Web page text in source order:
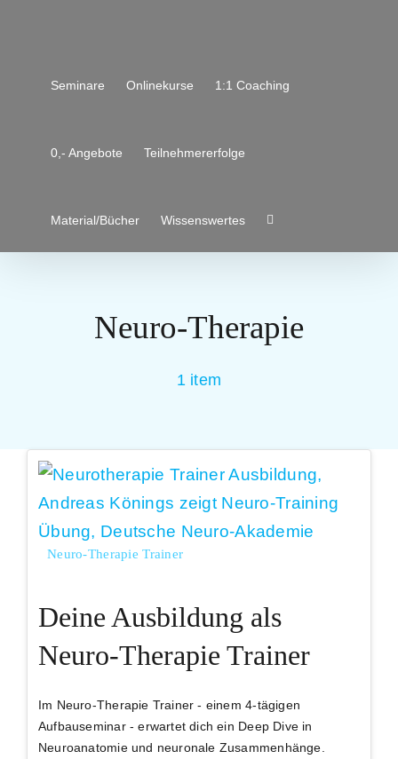
Seminare Onlinekurse 1:1 Coaching
0,- Angebote Teilnehmererfolge
Material/Bücher Wissenswertes
Neuro-Therapie
1 item
Neuro-Therapie Trainer
Deine Ausbildung als
Neuro-Therapie Trainer
Im Neuro-Therapie Trainer - einem 4-tägigen
Aufbauseminar - erwartet dich ein Deep Dive in
Neuroanatomieund neuronale Zusammenhänge.